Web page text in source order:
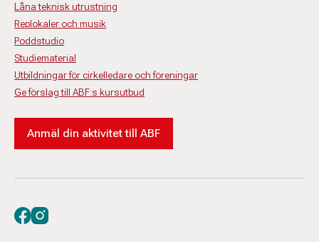
Låna teknisk utrustning
Replokaler och musik
Poddstudio
Studiematerial
Utbildningar för cirkelledare och föreningar
Ge förslag till ABF:s kursutbud
Anmäl din aktivitet till ABF
Besök oss på facebook
Besök oss på instagram